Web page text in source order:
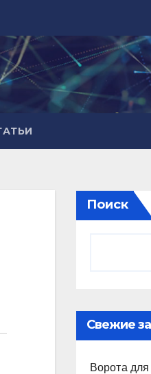
Поиск
Свежие
Ворота